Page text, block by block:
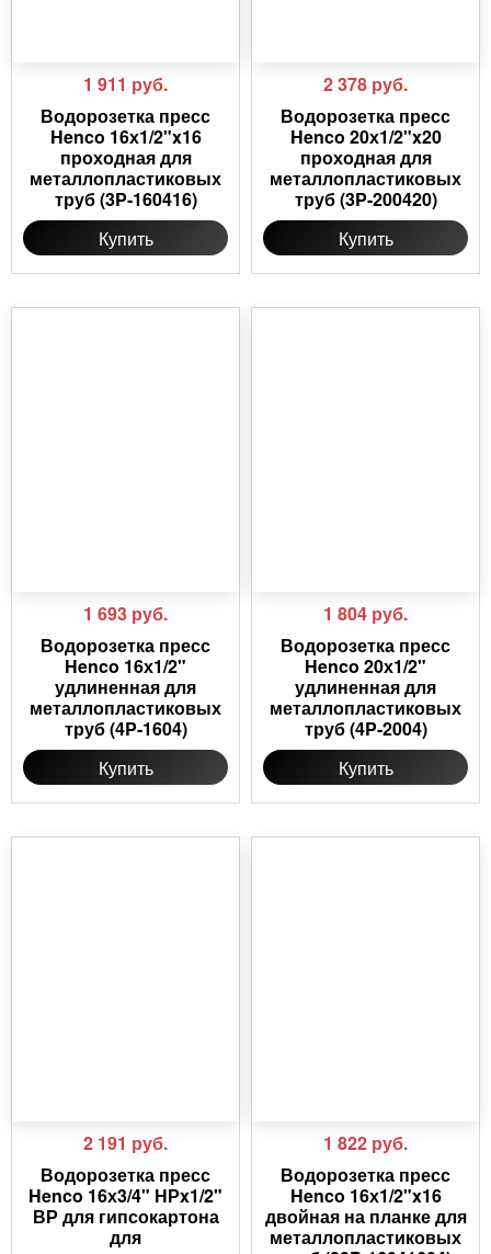
1 911 руб.
Водорозетка пресс
Henco 16х1/2"x16
проходная для
металлопластиковых
труб (3P-160416)
Купить
2 378 руб.
Водорозетка пресс
Henco 20х1/2"x20
проходная для
металлопластиковых
труб (3P-200420)
Купить
1 693 руб.
Водорозетка пресс
Henco 16х1/2"
удлиненная для
металлопластиковых
труб (4P-1604)
Купить
1 804 руб.
Водорозетка пресс
Henco 20х1/2"
удлиненная для
металлопластиковых
труб (4P-2004)
Купить
2 191 руб.
Водорозетка пресс
Henco 16х3/4" НРx1/2"
ВР для гипсокартона
для
1 822 руб.
Водорозетка пресс
Henco 16х1/2"x16
двойная на планке для
металлопластиковых